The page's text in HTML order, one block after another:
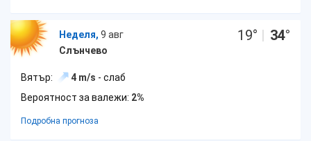
Неделя, 9 авг
Слънчево
19° | 34°
Вятър: 4 m/s - слаб
Вероятност за валежи: 2%
Подробна прогноза